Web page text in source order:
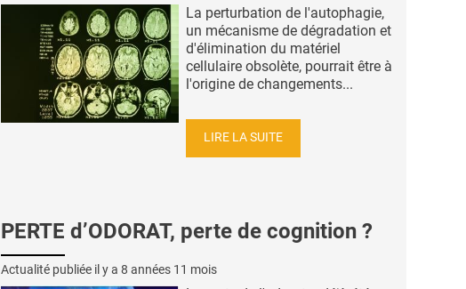
La perturbation de l'autophagie,
un mécanisme de dégradation et
d'élimination du matériel
cellulaire obsolète, pourrait être à
l'origine de changements...
LIRE LA SUITE
PERTE d’ODORAT, perte de cognition ?
Actualité publiée il y a 8 années 11 mois